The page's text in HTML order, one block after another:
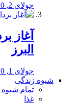
جولای 2, 2020
آغاز
البرز
جولای 1, 2020
شیوه زندگی
تمام
غذا